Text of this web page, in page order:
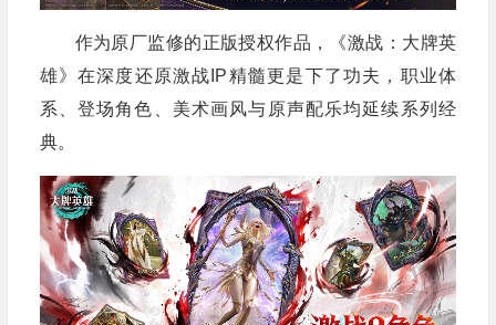
作为原厂监修的正版授权作品，《激战：大牌英
雄》在深度还原激战IP精髓更是下了功夫，职业体
系、登场角色、美术画风与原声配乐均延续系列经
典。